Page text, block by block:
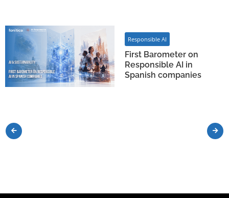
Responsible AI
First Barometer on
Responsible AI in
Spanish companies